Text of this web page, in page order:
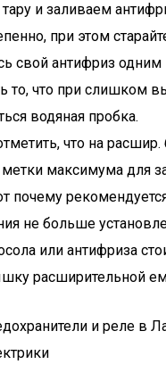
и заливаем
при этом
свой антифриз одним
то, что при слишком
водяная пробка.
что на
максимума для
почему
не больше
или антифриза
расширительной
и реле в